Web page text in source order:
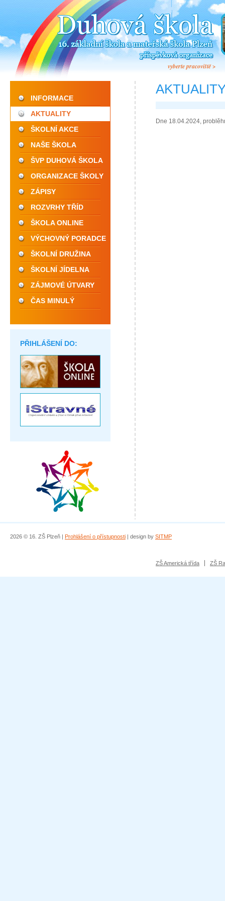
vyberte pracoviště >
INFORMACE
AKTUALITY
ŠKOLNÍ AKCE
NAŠE ŠKOLA
ŠVP DUHOVÁ ŠKOLA
ORGANIZACE ŠKOLY
ZÁPISY
ROZVRHY TŘÍD
ŠKOLA ONLINE
VÝCHOVNÝ PORADCE
ŠKOLNÍ DRUŽINA
ŠKOLNÍ JÍDELNA
ZÁJMOVÉ ÚTVARY
ČAS MINULÝ
PŘIHLÁŠENÍ DO:
Dne 18.04.2024,
2026 © 16. ZŠ Plzeň | Prohlášení o přístupnosti | design by SITMP
ZŠ Americká třída ZŠ